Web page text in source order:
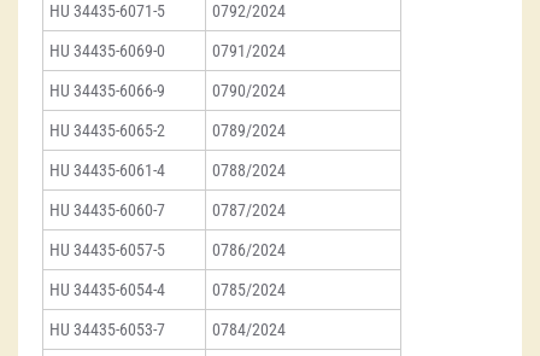
HU 34435-6071-5 0792/2024
HU 34435-6069-0 0791/2024
HU 34435-6066-9 0790/2024
HU 34435-6065-2 0789/2024
HU 34435-6061-4 0788/2024
HU 34435-6060-7 0787/2024
HU 34435-6057-5 0786/2024
HU 34435-6054-4 0785/2024
HU 34435-6053-7 0784/2024